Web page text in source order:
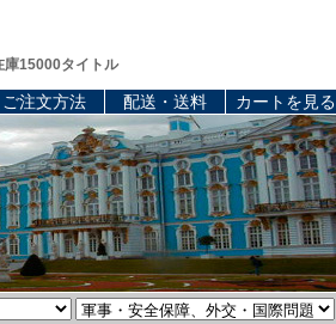
15000タイトル
ご注文方法 配送・送料 カートを見る